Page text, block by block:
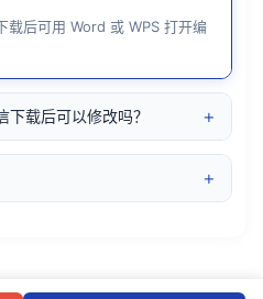
载后可用 Word 或 WPS 打开编
载后可以修改吗？ +
+